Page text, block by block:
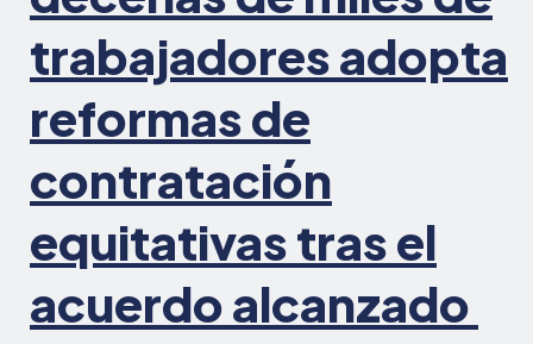
trabajadores adopta
reformas de
contratación
equitativas tras el
acuerdo alcanzado